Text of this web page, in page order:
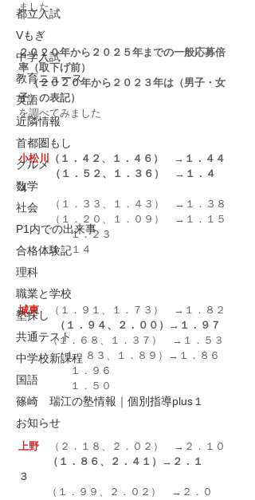
都立入試
Vもぎ
中学入試
教育ニュース
英語
近隣情報
首都圏もし
グルメ
数学
社会
P1内での出来事
合格体験記
理科
職業と学校
塾探し
共通テスト
中学校新課程
国語
篠崎 瑞江の塾情報｜個別指導plus１
お知らせ
ました
２０２０年から２０２５年までの一般応募倍
率（取下げ前）
（２０２０年から２０２３年は（男子・女
子）の表記）
を調べてみました
小松川
（１．４２、１．４６）　→１．４４
（１．５２、１．３６）　→１．４
４
（１．３３、１．４３）　→１．３８
（１．２０、１．０９）　→１．１５
１．２３
          １．１４
城東 （１．９１、１．７３）　→１．８２
（１．９４、２．００）→１．９７
（１．６８、１．３７）　→１．５３
（１．８３、１．８９）→１．８６
１．９６
１．５０
上野 （２．１８、２．０２）　→２．１０
（１．８６、２．４１）→２．１
３
（１．９９、２．０２）　→２．０